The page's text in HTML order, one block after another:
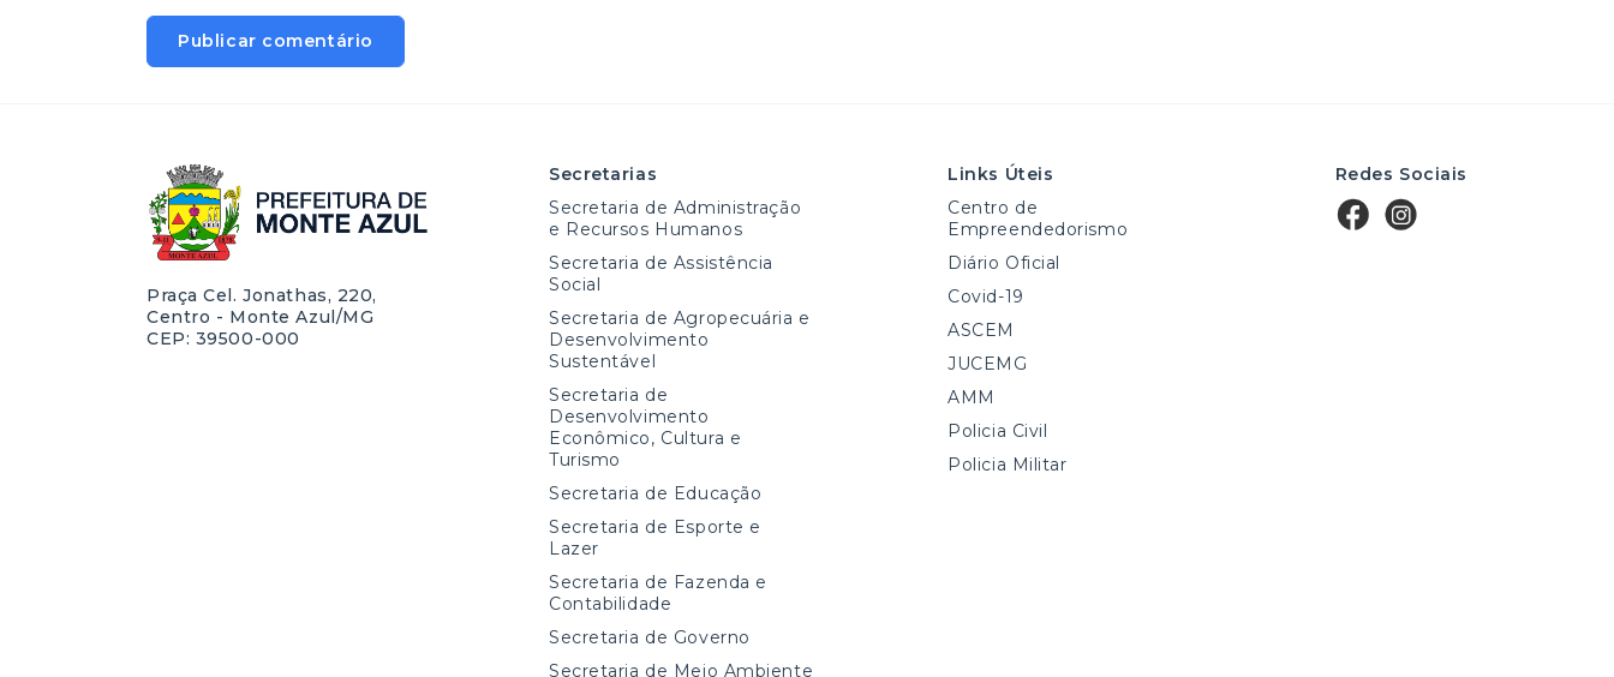
Praça Cel. Jonathas, 220,
Centro - Monte Azul/MG
CEP: 39500-000
Secretarias
Secretaria de Administração
e Recursos Humanos
Secretaria de Assistência
Social
Secretaria de Agropecuária e
Desenvolvimento
Sustentável
Secretaria de
Desenvolvimento
Econômico, Cultura e
Turismo
Secretaria de Educação
Secretaria de Esporte e
Lazer
Secretaria de Fazenda e
Contabilidade
Secretaria de Governo
Secretaria de Meio Ambiente
Links Úteis
Centro de
Empreendedorismo
Diário Oficial
Covid-19
ASCEM
JUCEMG
AMM
Policia Civil
Policia Militar
Redes Sociais